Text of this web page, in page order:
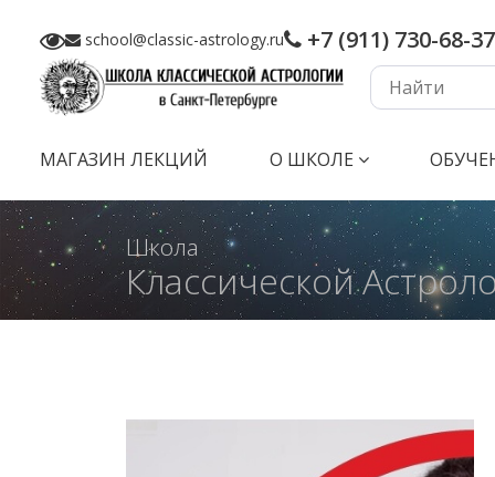
school@classic-astrology.ru +7 (911) 730-68-37
МАГАЗИН ЛЕКЦИЙ О ШКОЛЕ
Школа
Классической